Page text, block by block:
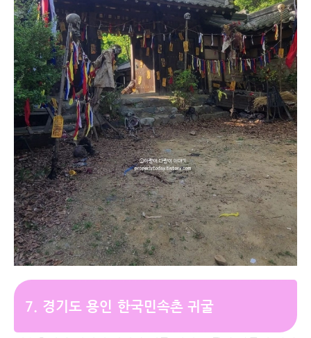
7. 경기도 용인 한국민속촌 귀굴